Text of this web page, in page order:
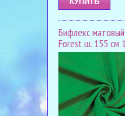
Бифлекс
Forest ш. 155 см